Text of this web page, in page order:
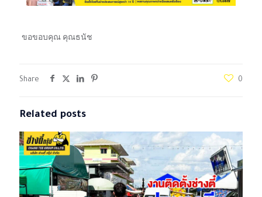
ขอขอบคุณ คุณธนัช
Share 0
Related posts